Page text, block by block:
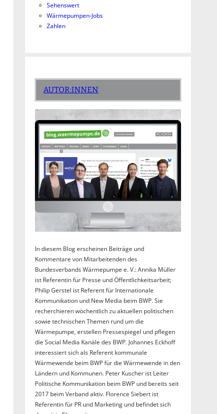
Sehenswert
Wärmepumpen-Jobs
Zahlen
AUTOR:INNEN
In diesem Blog erscheinen Beiträge und
Kommentare von Mitarbeitenden des
Bundesverbands Wärmepumpe e. V.: Annika Müller
ist Referentin für Presse und Öffentlichkeitsarbeit;
Philip Gerstel ist Referent für Internationale
Kommunikation und New Media beim BWP. Sie
recherchieren wöchentlich zu aktuellen politischen
sowie technischen Themen rund um die
Wärmepumpe, erstellen Pressespiegel und pflegen
die Social Media Kanäle des BWP. Johannes Eckhoff
interessiert sich als Referent kommunale
Wärmewende beim BWP für die Wärmewende in den
Ländern und Kommunen. Peter Kuscher ist Leiter
Politische Kommunikation beim BWP und bereits seit
2017 beim Verband aktiv. Florence Siebert ist
Referentin für PR und Marketing und befindet sich